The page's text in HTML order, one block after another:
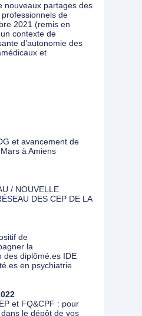
nouveaux partages des
de
2021 (remis en
contexte de
d’autonomie des
et
et avancement de
à Amiens
/ NOUVELLE
DES CEP DE LA
de
la
des diplômé.es IDE
en psychiatrie
et FQ&CPF : pour
le dépôt de vos